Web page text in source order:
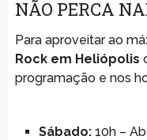
NÃO PERCA
Para aproveitar ao
Rock em Heliópolis
programação e nos
Sábado:10h –